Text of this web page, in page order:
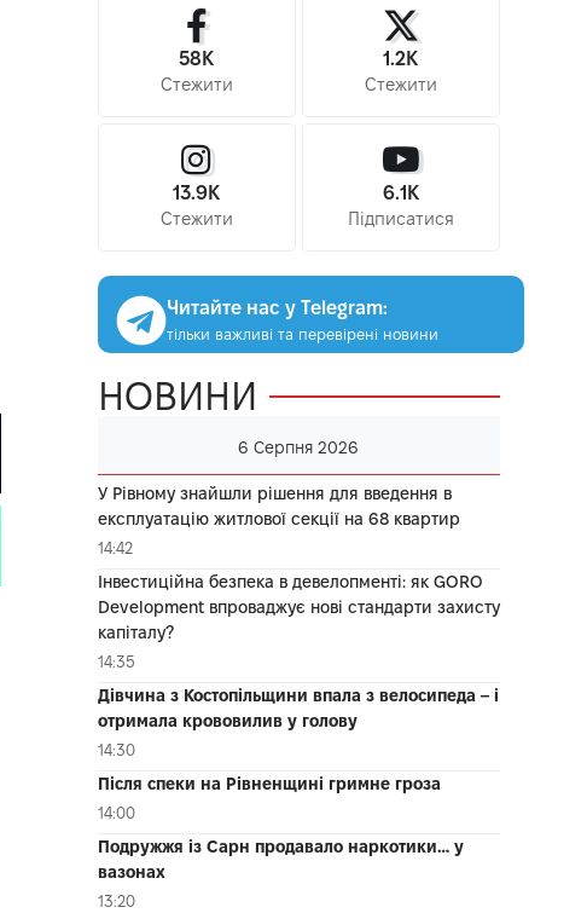
58K
Стежити
1.2K
Стежити
13.9K
Стежити
6.1K
Підписатися
Читайте нас у Telegram:
тільки важливі та перевірені новини
НОВИНИ
6 Серпня 2026
У Рівному знайшли рішення для введення в
експлуатацію житлової секції на 68 квартир
14:42
Інвестиційна безпека в девелопменті: як GORO
Development впроваджує нові стандарти захисту
капіталу?
14:35
Дівчина з Костопільщини впала з велосипеда – і
отримала крововилив у голову
14:30
Після спеки на Рівненщині гримне гроза
14:00
Подружжя із Сарн продавало наркотики… у
вазонах
13:20